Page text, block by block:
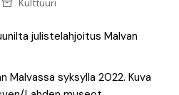
Kulttuuri
Malvassa syksylla 2022. Kuva